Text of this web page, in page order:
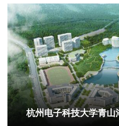
杭州电子科技大学青山